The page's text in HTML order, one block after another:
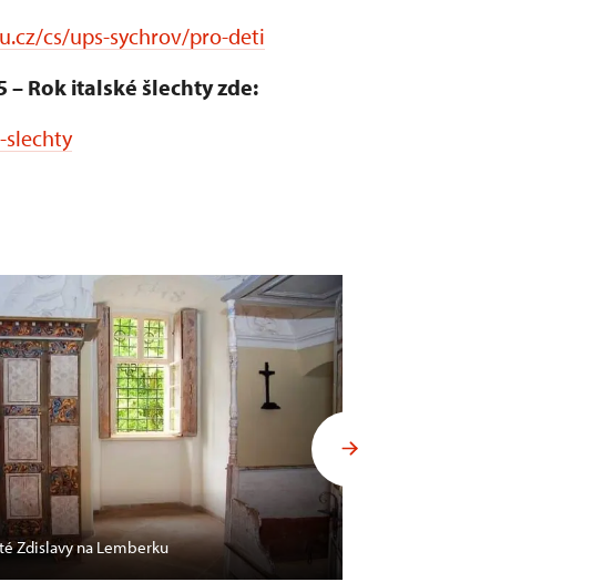
cs/ups-sychrov/pro-deti
Rok italské šlechty zde:
Zdislavy na Lemberku